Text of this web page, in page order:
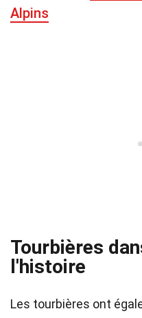
Alpins
Tourbières
l'histoire
Les tourbières ont